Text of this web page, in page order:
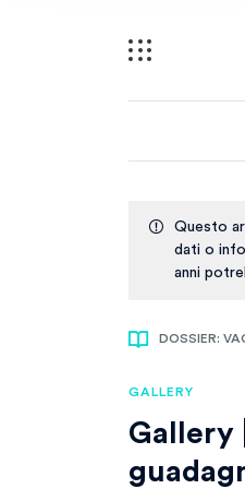
Questo
dati o
anni
DOSSIER:
GALLERY
Gallery